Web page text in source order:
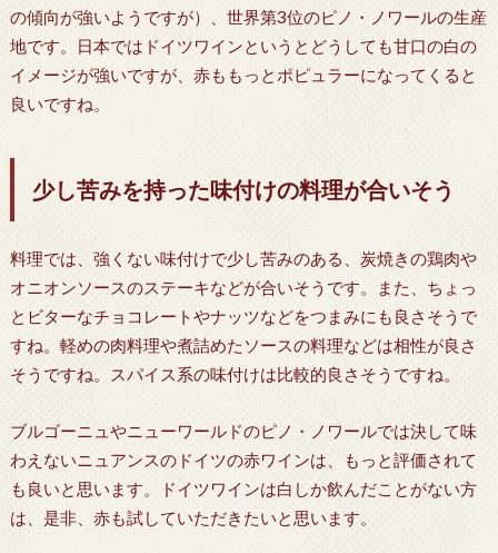
の傾向が強いようですが）、世界第3位のピノ・ノワールの生産
地です。日本ではドイツワインというとどうしても甘口の白の
イメージが強いですが、赤ももっとポピュラーになってくると
良いですね。
少し苦みを持った味付けの料理が合いそう
料理では、強くない味付けで少し苦みのある、炭焼きの鶏肉や
オニオンソースのステーキなどが合いそうです。また、ちょっ
とビターなチョコレートやナッツなどをつまみにも良さそうで
すね。軽めの肉料理や煮詰めたソースの料理などは相性が良さ
そうですね。スパイス系の味付けは比較的良さそうですね。
ブルゴーニュやニューワールドのピノ・ノワールでは決して味
わえないニュアンスのドイツの赤ワインは、もっと評価されて
も良いと思います。ドイツワインは白しか飲んだことがない方
は、是非、赤も試していただきたいと思います。